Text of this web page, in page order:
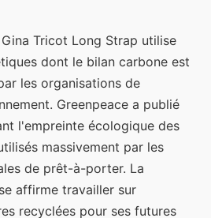
Tricot Long Strap utilise
dont le bilan carbone est
les organisations de
Greenpeace a publié
l'empreinte écologique des
massivement par les
de prêt-à-porter. La
affirme travailler sur
recyclées pour ses futures